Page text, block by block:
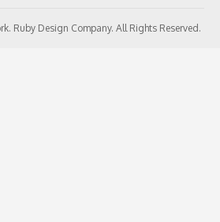
Ruby Design Company. All Rights Reserved.